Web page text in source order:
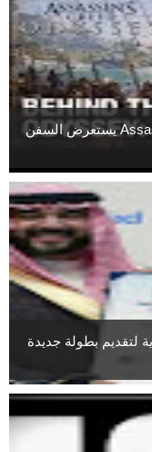
فيديو جديد للعبة Assassin’s Creed Odyssey يستعرض السفن
لتقديم بطولة جديدة